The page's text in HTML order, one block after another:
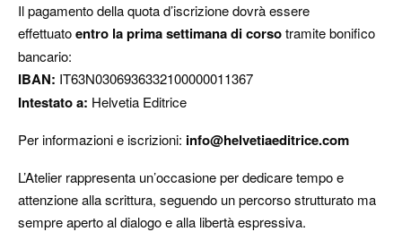
Il pagamento della quota d’iscrizione dovrà essere
effettuatoentro la prima settimana di corsotramite bonifico
bancario:
IBAN: IT63N0306936332100000011367
Intestato a: Helvetia Editrice
Per informazioni e iscrizioni: info@helvetiaeditrice.com
L’Atelier rappresenta un’occasione per dedicare tempo e
attenzione alla scrittura, seguendo un percorso strutturato ma
sempre aperto al dialogo e alla libertà espressiva.